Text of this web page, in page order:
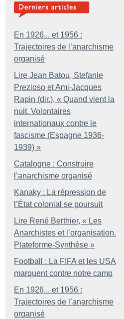
En 1926... et 1956 :
Trajectoires de l’anarchisme
organisé
Lire Jean Batou, Stefanie
Prezioso et Ami-Jacques
Rapin (dir.), « Quand vient la
nuit. Volontaires
internationaux contre le
fascisme (Espagne 1936-
1939) »
Catalogne : Construire
l’anarchisme organisé
Kanaky : La répression de
l’État colonial se poursuit
Lire René Berthier, « Les
Anarchistes et l’organisation.
Plateforme-Synthèse »
Football : La FIFA et les USA
marquent contre notre camp
En 1926... et 1956 :
Trajectoires de l’anarchisme
organisé